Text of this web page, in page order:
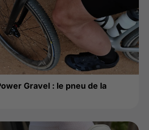
Gravel : le pneu de la